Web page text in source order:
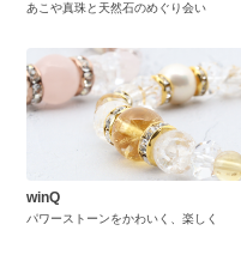
あこや真珠と天然石のめぐり会い
winQ
パワーストーンをかわいく、楽しく